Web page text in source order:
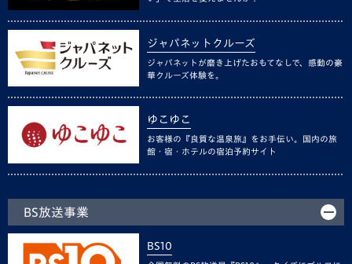
ジャパネットクルーズ
ジャパネットが磨き上げたおもてなしで、感動の豪
華クルーズ体験を。
ゆこゆこ
お客様の『良質な温泉旅』をお手伝い。国内の旅
館・宿・ホテルの宿泊予約サイト
BS放送事業
BS10